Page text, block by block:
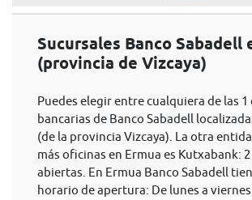
Sucursales Banco Sabadell
(provincia de Vizcaya)
Puedes elegir entre cualquiera de las 1
bancarias de Banco Sabadell
(de la provincia Vizcaya). La otra
más oficinas en Ermua es Kutxabank:
abiertas. En Ermua Banco Sabadell
horario de apertura: De lunes a viernes